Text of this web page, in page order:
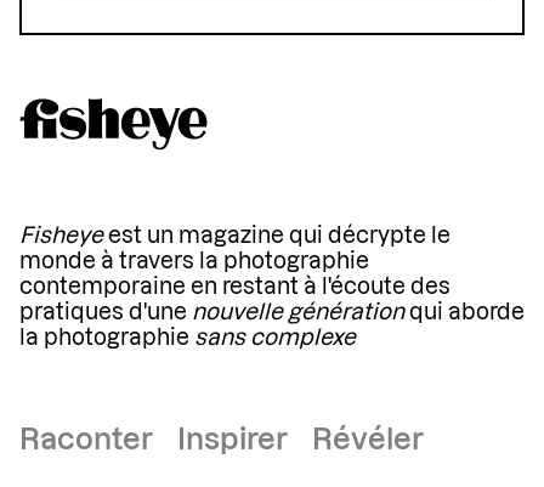
Fisheyeest un magazine qui décrypte le
monde à travers la photographie
contemporaine en restant à l'écoute des
pratiques d'une nouvelle générationqui aborde
la photographie sans complexe
Raconter Inspirer Révéler